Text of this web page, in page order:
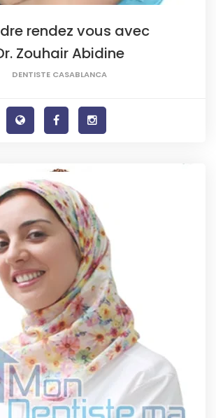
rendez vous avec
Zouhair Abidine
DENTISTE CASABLANCA